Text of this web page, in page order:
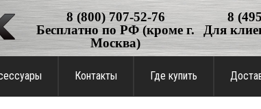
8 (800) 707-52-76
Бесплатно по РФ (кроме г.
Москва)
8
Для
Контакты Где купить